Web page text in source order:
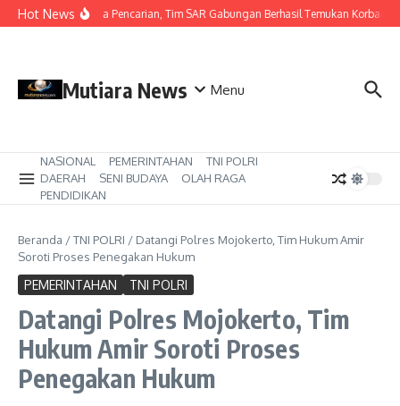
Lewati ke konten
Hot NewsHari Ketiga Pencarian, Tim SAR Gabungan Berhasil Temukan Korban
Mutiara News Menu
NASIONAL PEMERINTAHAN
TNI POLRI
DAERAH
SENI BUDAYA
OLAH RAGA
PENDIDIKAN
Beranda /TNI POLRI / Datangi Polres Mojokerto, Tim Hukum Amir
Soroti Proses Penegakan Hukum
PEMERINTAHAN TNI POLRI
Datangi Polres Mojokerto, Tim
Hukum Amir Soroti Proses
Penegakan Hukum